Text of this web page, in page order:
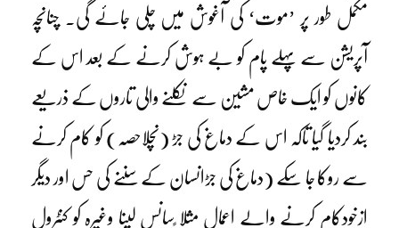
مکمل طور پر ’موت‘ کی آغوش میں چلی جائے گی۔ چنانچہ
آپریشن سے پہلے پام کو بے ہوش کرنے کے بعد اس کے
کانوں کو ایک خاص مشین سے نکلنے والی تاروں کے ذریعے
بند کردیا گیا تاکہ اس کے دماغ کی جڑ (نچلاحصہ) کو کام کرنے
سے روکا جا سکے (دماغ کی جڑانسان کے سننے کی حس اور دیگر
ازخودکام کرنے والے اعمال مثلا ًسانس لینا وغیرہ کو کنٹرول